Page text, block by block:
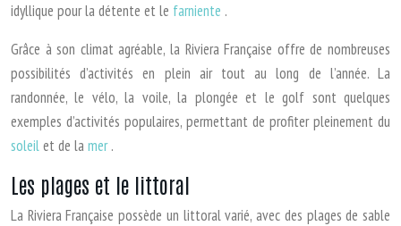
idyllique pour la détente et le farniente .
Grâce à son climat agréable, la Riviera Française offre de nombreuses
possibilités d’activités en plein air tout au long de l’année. La
randonnée, le vélo, la voile, la plongée et le golf sont quelques
exemples d’activités populaires, permettant de profiter pleinement du
soleilet de la mer.
Les plages et le littoral
La Riviera Française possède un littoral varié, avec des plages de sable